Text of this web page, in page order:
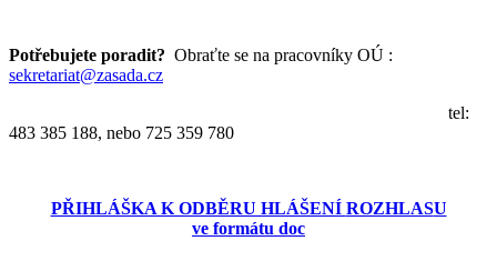
Potřebujete poradit? Obraťte se na pracovníky OÚ :
sekretariat@zasada.cz
tel:
483 385 188, nebo 725 359 780
PŘIHLÁŠKA K ODBĚRU HLÁŠENÍ ROZHLASU
ve formátu doc